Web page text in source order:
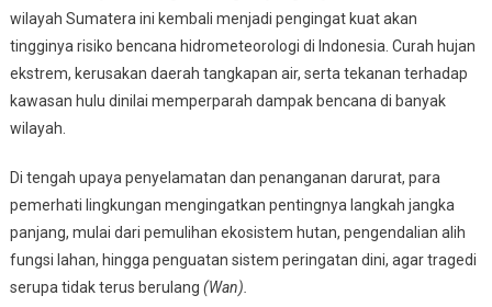
wilayah Sumatera ini kembali menjadi pengingat kuat akan
tingginya risiko bencana hidrometeorologi di Indonesia. Curah hujan
ekstrem, kerusakan daerah tangkapan air, serta tekanan terhadap
kawasan hulu dinilai memperparah dampak bencana di banyak
wilayah.
Di tengah upaya penyelamatan dan penanganan darurat, para
pemerhati lingkungan mengingatkan pentingnya langkah jangka
panjang, mulai dari pemulihan ekosistem hutan, pengendalian alih
fungsi lahan, hingga penguatan sistem peringatan dini, agar tragedi
serupa tidak terus berulang (Wan).